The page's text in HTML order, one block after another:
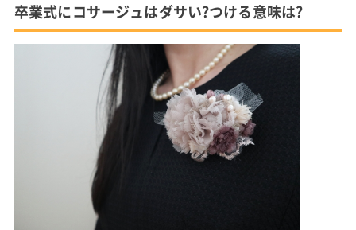
卒業式にコサージュはダサい?つける意味は?